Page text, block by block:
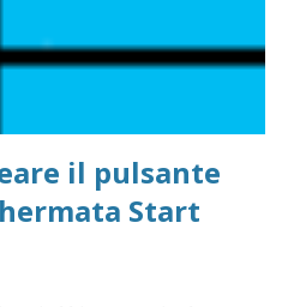
il pulsante
Start